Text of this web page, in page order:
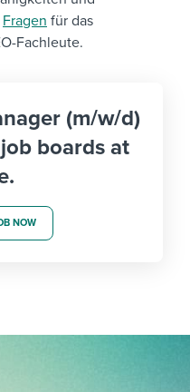
Fragen für das
Fachleute.
(m/w/d)
boards at
NOW